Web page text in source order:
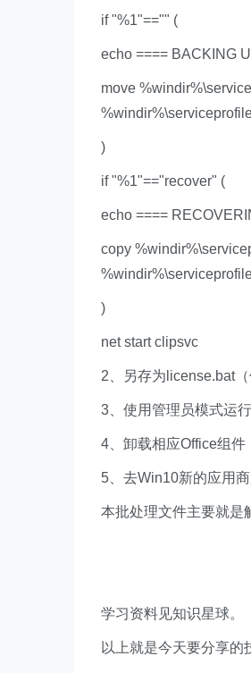
if "%1"=="" (
echo ==== BACKING
move
)
if "%1"=="recover" (
echo ====
copy
)
net start clipsvc
2、另存为license.bat
3、使用管理员模式运
4、卸载相应Office组件
5、去Win10新的应用
本批处理文件主要就是
学习资料见知识星球。
以上就是今天要分享的